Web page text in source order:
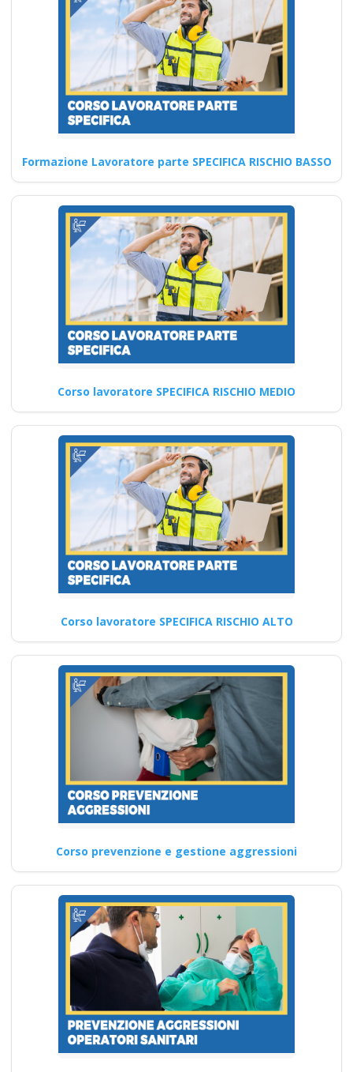
Continua
Formazione Lavoratore parte SPECIFICA RISCHIO BASSO
Corso lavoratore SPECIFICA RISCHIO MEDIO
Corso lavoratore SPECIFICA RISCHIO ALTO
Corso prevenzione e gestione aggressioni